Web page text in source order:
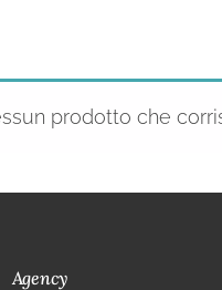
prodotto che
Agency